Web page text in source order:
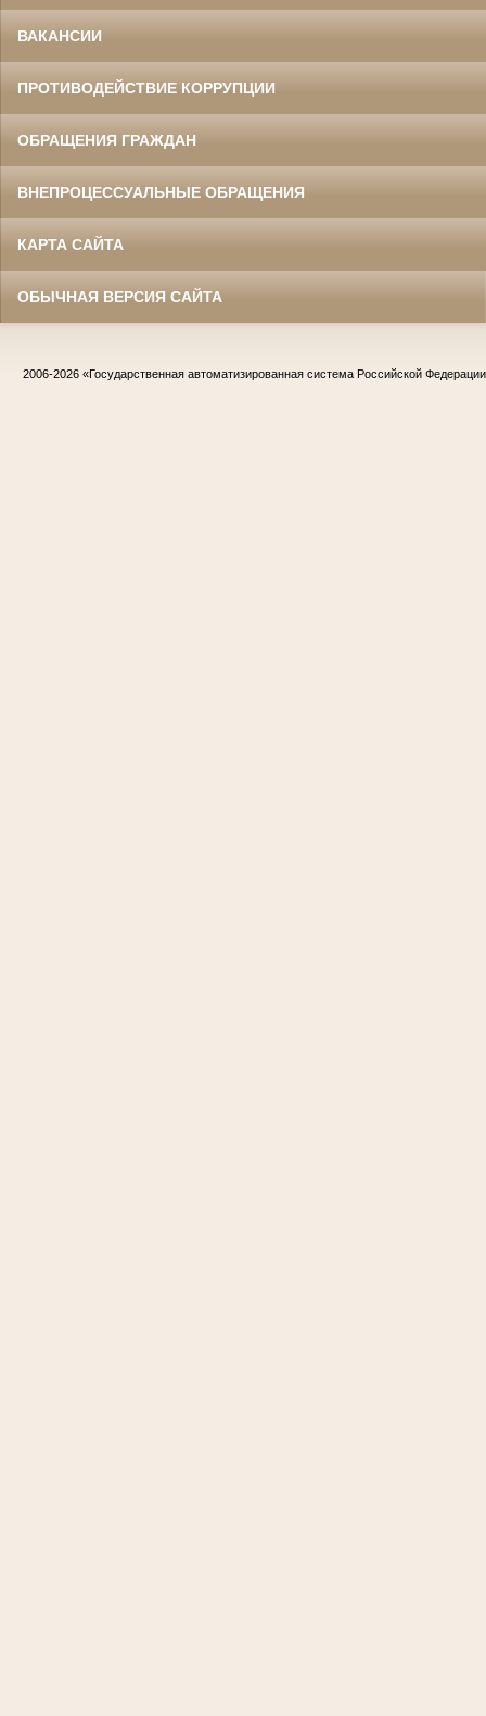
ВАКАНСИИ
ПРОТИВОДЕЙСТВИЕ КОРРУПЦИИ
ОБРАЩЕНИЯ ГРАЖДАН
ВНЕПРОЦЕССУАЛЬНЫЕ ОБРАЩЕНИЯ
КАРТА САЙТА
ОБЫЧНАЯ ВЕРСИЯ САЙТА
2006-2026 «Государственная автоматизированная система Российской